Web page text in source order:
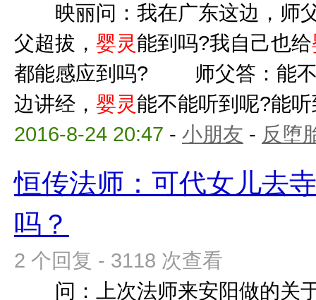
映丽问：我在广东这边，师
父超拔， 婴灵能到吗?我自己也给
都能感应到吗? 师父答：能不
边讲经， 婴灵能不能听到呢?能
2016-8-24 20:47 - 小朋友 - 反堕
恒传法师：可代女儿去
吗？
2 个回复 - 3118 次查看
问：上次法师来安阳做的关